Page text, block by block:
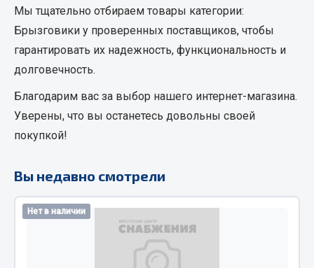
Охладжающие жидкости
Технические жидкости
Весь раздел
МЕТИЗЫ
Болты
Кольца стопорные
Пробки
Мы тщательно отбираем товары категории:
Брызговики у проверенных поставщиков, чтобы
гарантировать их надежность, функциональность и
долговечность.
Благодарим вас за выбор нашего интернет-магазина.
Уверены, что вы останетесь довольны своей
покупкой!
Вы недавно смотрели
Нет в наличии